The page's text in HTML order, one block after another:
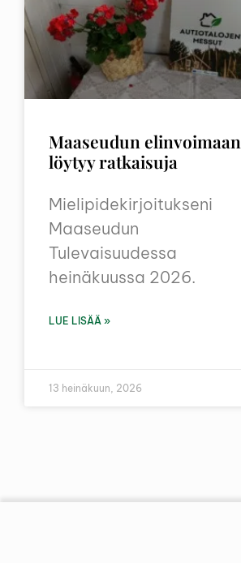
Maaseudun elinvoimaan
löytyy ratkaisuja
Mielipidekirjoitukseni
Maaseudun
Tulevaisuudessa
heinäkuussa 2026.
LUE LISÄÄ »
13 heinäkuun, 2026